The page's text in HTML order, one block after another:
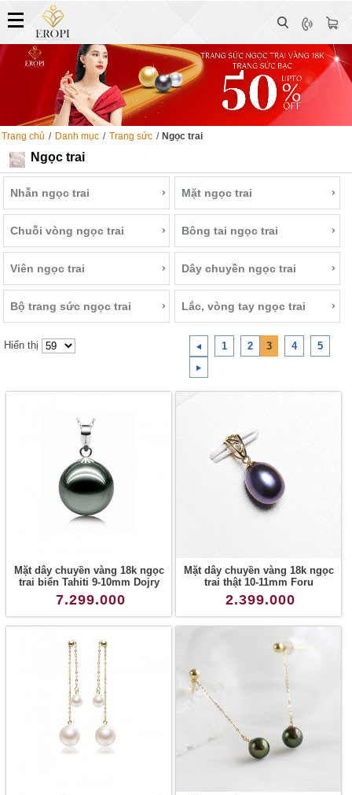
Trang chủ / Danh mục / Trang sức / Ngọc trai
Ngọc trai
Nhẫn ngọc trai Mặt ngọc trai
Chuỗi vòng ngọc trai Bông tai ngọc trai
Viên ngọc trai Dây chuyền ngọc trai
Bộ trang sức ngọc trai Lắc, vòng tay ngọc trai
Hiển thị 1 2 3 4 5
Mặt dây chuyền vàng 18k ngọc
trai biển Tahiti 9-10mm Dojry
7.299.000
Mặt dây chuyền vàng 18k ngọc
trai thật 10-11mm Foru
2.399.000